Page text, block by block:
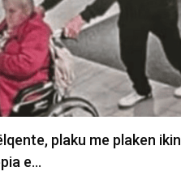
plaku me plaken ikin
e…